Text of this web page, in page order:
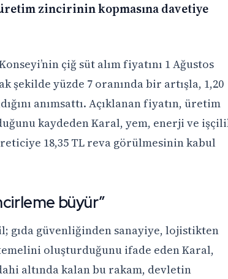
üretim zincirinin kopmasına davetiye
çiğ süt alım fiyatını 1 Ağustos
şekilde yüzde 7 oranında bir artışla, 1,20
anımsattı. Açıklanan fiyatın, üretim
kaydeden Karal, yem, enerji ve
18,35 TL reva görülmesinin kabul
büyür”
gıda güvenliğinden sanayiye, lojistikten
oluşturduğunu ifade eden Karal,
altında kalan bu rakam, devletin